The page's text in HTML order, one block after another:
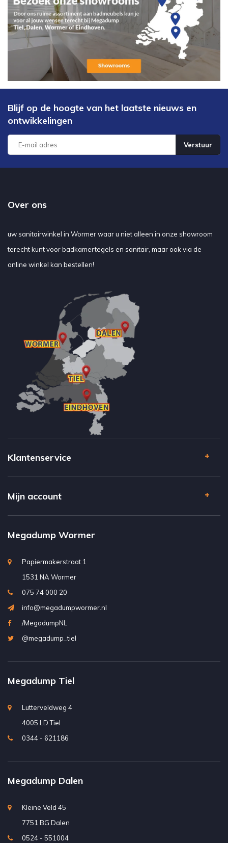
Blijf op de hoogte van het laatste nieuws en
ontwikkelingen
Verstuur
Over ons
uw sanitairwinkel in Wormer waar u niet alleen in onze showroom
terecht kunt voor badkamertegels en sanitair, maar ook via de
online winkel kan bestellen!
Klantenservice
Mijn account
Megadump Wormer
Papiermakerstraat 1
1531 NA Wormer
075 74 000 20
info@megadumpwormer.nl
/MegadumpNL
@megadump_tiel
Megadump Tiel
Lutterveldweg 4
4005 LD Tiel
0344 - 621186
Megadump Dalen
Kleine Veld 45
7751 BG Dalen
0524 - 551004